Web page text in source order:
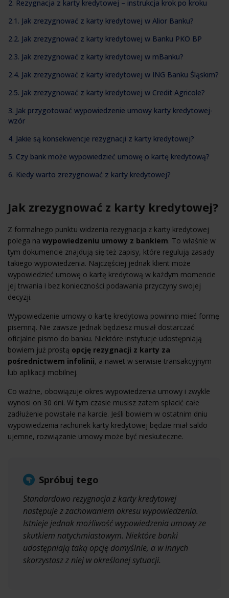
2. Rezygnacja z karty kredytowej – instrukcja krok po kroku
2.1. Jak zrezygnować z karty kredytowej w Alior Banku?
2.2. Jak zrezygnować z karty kredytowej w Banku PKO BP
2.3. Jak zrezygnować z karty kredytowej w mBanku?
2.4. Jak zrezygnować z karty kredytowej w ING Banku Śląskim?
2.5. Jak zrezygnować z karty kredytowej w Credit Agricole?
3. Jak przygotować wypowiedzenie umowy karty kredytowej-
wzór
4. Jakie są konsekwencje rezygnacji z karty kredytowej?
5. Czy bank może wypowiedzieć umowę o kartę kredytową?
6. Kiedy warto zrezygnować z karty kredytowej?
Jak zrezygnować z karty kredytowej?
Z formalnego punktu widzenia rezygnacja z karty kredytowej
polega na wypowiedzeniu umowy z bankiem. To właśnie w
tym dokumencie znajdują się też zapisy, które regulują zasady
takiego wypowiedzenia. Najczęściej jednak klient może
wypowiedzieć umowę o kartę kredytową w każdym momencie
jej trwania i bez konieczności podawania przyczyny swojej
decyzji.
Wypowiedzenie umowy o kartę kredytową powinno mieć formę
pisemną. Nie zawsze jednak będziesz musiał dostarczać
oficjalne pismo do banku. Niektóre instytucje udostępniają
bowiem już prostą opcję rezygnacji z karty za
pośrednictwem infolinii, a nawet w serwisie transakcyjnym
lub aplikacji mobilnej.
Co ważne, obowiązuje okres wypowiedzenia umowy i zwykle
wynosi on 30 dni. W tym czasie musisz zatem spłacić całe
zadłużenie powstałe na karcie. Jeśli bowiem w ostatnim dniu
wypowiedzenia rachunek karty kredytowej będzie miał saldo
ujemne, rozwiązanie umowy może być nieskuteczne.
Spróbuj tego
Standardowo rezygnacja z karty kredytowej
następuje z zachowaniem okresu wypowiedzenia.
Istnieje jednak możliwość wypowiedzenia umowy ze
skutkiem natychmiastowym. Niektóre banki
udostępniają taką opcję domyślnie, a w innych
skorzystasz z niej w określonej sytuacji.